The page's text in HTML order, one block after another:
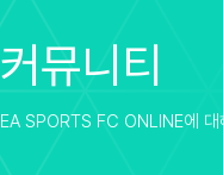
스쿼드
커뮤니티
커뮤니티
EA SPORTS FC ONLINE에 대